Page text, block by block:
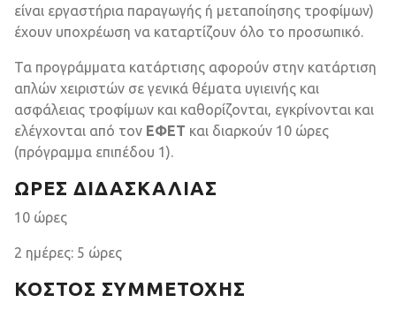
είναι εργαστήρια παραγωγής ή μεταποίησης τροφίμων)
έχουν υποχρέωση να καταρτίζουν όλο το προσωπικό.
Τα προγράμματα κατάρτισης αφορούν στην κατάρτιση
απλών χειριστών σε γενικά θέματα υγιεινής και
ασφάλειας τροφίμων και καθορίζονται, εγκρίνονται και
ελέγχονται από τον ΕΦΕΤ και διαρκούν 10 ώρες
(πρόγραμμα επιπέδου 1).
ΏΡΕΣ ΔΙΔΑΣΚΑΛΊΑΣ
10 ώρες
2 ημέρες: 5 ώρες
ΚΌΣΤΟΣ ΣΥΜΜΕΤΟΧΉΣ